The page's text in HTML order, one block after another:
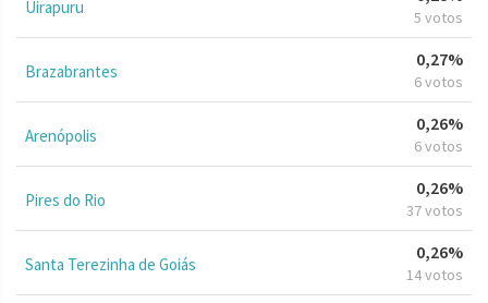
Uirapuru 5 votos
Brazabrantes
0,27%
6 votos
Arenópolis
0,26%
6 votos
Pires do Rio
0,26%
37 votos
Santa Terezinha de Goiás
0,26%
14 votos